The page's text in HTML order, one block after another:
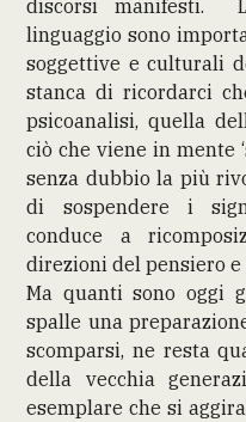
discorsi manifesti.
linguaggio sono
soggettive e culturali
stanca di ricordarci
psicoanalisi, quella
ciò che viene in mente
senza dubbio la più
di sospendere i
conduce a
direzioni del pensiero e
Ma quanti sono oggi
spalle una
scomparsi, ne resta
della vecchia
esemplare che si